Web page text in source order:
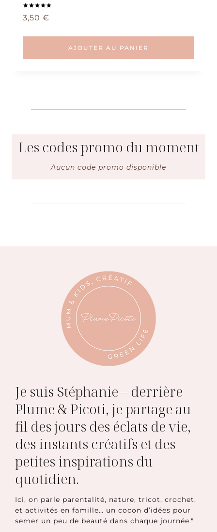
Note
5.00
3,50 €
AJOUTER AU PANIER
Les codes promo du moment
Aucun code promo disponible
Je suis Stéphanie – derrière
Plume & Picoti, je partage au
fil des jours des éclats de vie,
des instants créatifs et des
petites inspirations du
quotidien.
Ici, on parle parentalité, nature, tricot, crochet,
et activités en famille… un cocon d’idées pour
semer un peu de beauté dans chaque journée."